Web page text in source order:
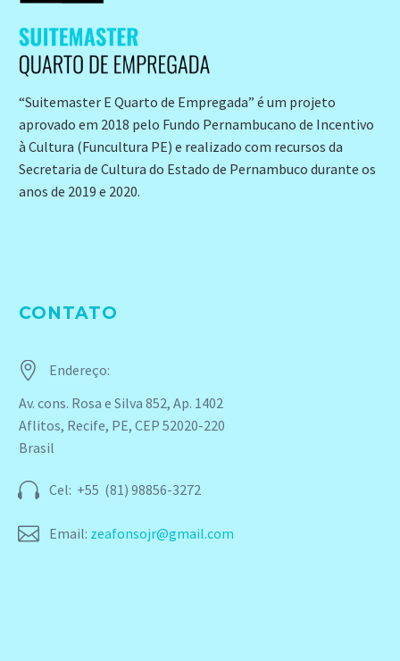
“Suitemaster E Quarto de Empregada” é um projeto
aprovado em 2018 pelo Fundo Pernambucano de Incentivo
à Cultura (Funcultura PE) e realizado com recursos da
Secretaria de Cultura do Estado de Pernambuco durante os
anos de 2019 e 2020.
CONTATO


Endereço:
Av. cons. Rosa e Silva 852, Ap. 1402
Aflitos, Recife, PE, CEP 52020-220
Brasil

 Cel: +55 (81) 98856-3272

 Email: zeafonsojr@gmail.com